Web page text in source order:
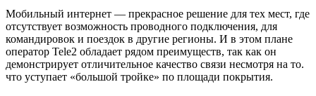
Мобильный интернет — прекрасное решение для тех мест, где
отсутствует возможность проводного подключения, для
командировок и поездок в другие регионы. И в этом плане
оператор Tele2 обладает рядом преимуществ, так как он
демонстрирует отличительное качество связи несмотря на то.
что уступает «большой тройке» по площади покрытия.